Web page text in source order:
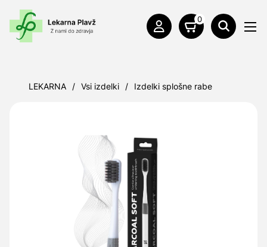
0
LEKARNA / Vsi izdelki / Izdelki splošne rabe